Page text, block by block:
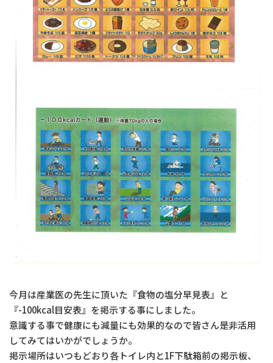
今月は産業医の先生に頂いた『食物の塩分早見表』と
『-100kcal目安表』を掲示する事にしました。
意識する事で健康にも減量にも効果的なので皆さん是非活用
してみてはいかがでしょうか。
掲示場所はいつもどおり各トイレ内と1F下駄箱前の掲示板、